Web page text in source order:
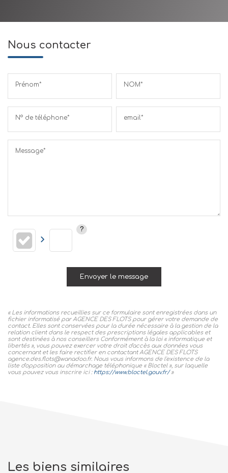
Nous contacter
Prénom* NOM*
N° de téléphone* email*
Message*
Envoyer le message
« Les informations recueillies sur ce formulaire sont enregistrées dans un
fichier informatisé par AGENCE DES FLOTS pour gérer votre demande de
contact. Elles sont conservées pour la durée nécessaire à la gestion de la
relation client dans le respect des prescriptions légales applicables et
sont destinées à nos conseillers Conformément à la loi « informatique et
libertés », vous pouvez exercer votre droit d'accès aux données vous
concernant et les faire rectifier en contactant AGENCE DES FLOTS
agence.des.flots@wanadoo.fr. Nous vous informons de l'existence de la
liste d'opposition au démarchage téléphonique « Bloctel », sur laquelle
vous pouvez vous inscrire ici : https://www.bloctel.gouv.fr/»
Les biens similaires